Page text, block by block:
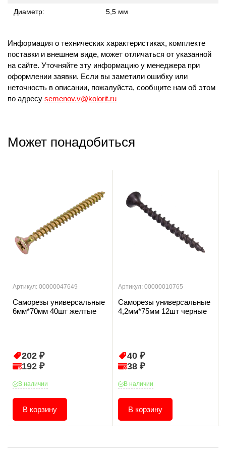
Диаметр: 5,5 мм
Информация о технических характеристиках, комплекте
поставки и внешнем виде, может отличаться от указанной
на сайте. Уточняйте эту информацию у менеджера при
оформлении заявки. Если вы заметили ошибку или
неточность в описании, пожалуйста, сообщите нам об этом
по адресу semenov.v@kolorit.ru
Может понадобиться
Артикул: 00000047649
Саморезы универсальные
6мм*70мм 40шт желтые
202 ₽
192 ₽
В наличии
В корзину
Артикул: 00000010765
Саморезы универсальные
4,2мм*75мм 12шт черные
40 ₽
38 ₽
В наличии
В корзину